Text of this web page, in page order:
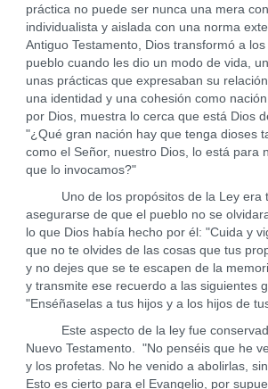
práctica no puede ser nunca una mera
individualista y aislada con una norma
Antiguo Testamento, Dios transformó a
pueblo cuando les dio un modo de vida,
unas prácticas que expresaban su
una identidad y una cohesión como
por Dios, muestra lo cerca que está Dios
"¿Qué gran nación hay que tenga dioses
como el Señor, nuestro Dios, lo está para
que lo invocamos?"
Uno de los propósitos de la Ley era
asegurarse de que el pueblo no se
lo que Dios había hecho por él: "Cuida y
que no te olvides de las cosas que tus
y no dejes que se te escapen de la
y transmite ese recuerdo a las siguientes
"Enséñaselas a tus hijos y a los hijos de
Este aspecto de la ley fue
Nuevo Testamento. "No penséis que he
y los profetas. No he venido a abolirlas,
Esto es cierto para el Evangelio, por